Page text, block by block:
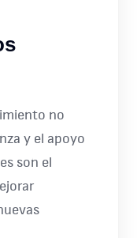
no
y el apoyo
son el